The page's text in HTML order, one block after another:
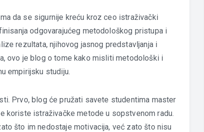
da se sigurnije kreću kroz ceo istraživački
odgovarajućeg metodološkog pristupa i
rezultata, njihovog jasnog predstavljanja i
ovo je blog o tome kako misliti metodološki i
empirijsku studiju.
Prvo, blog će pružati savete studentima master
koriste istraživačke metode u sopstvenom radu.
što im nedostaje motivacija, već zato što nisu